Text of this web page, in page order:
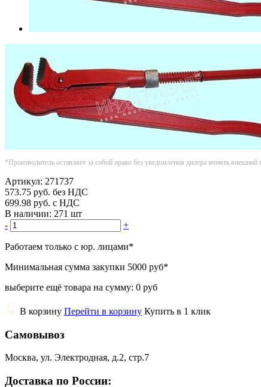
*Производитель оставляет за собой право без уведомления дилера менять
Артикул: 271737
573.75 руб. без НДС
699.98 руб. с НДС
В наличии: 271 шт
-
+
Работаем только с юр. лицами*
Минимальная сумма закупки 5000 руб*
выберите ещё товара на сумму: 0 руб
В корзину Перейти в корзину Купить в 1 клик
Самовывоз
Москва, ул. Электродная, д.2, стр.7
Доставка по России: